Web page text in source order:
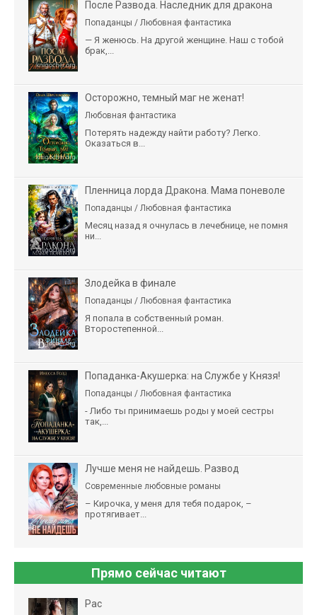
После Развода. Наследник для дракона
Попаданцы / Любовная фантастика
— Я женюсь. На другой женщине. Наш с тобой
брак,...
Осторожно, темный маг не женат!
Любовная фантастика
Потерять надежду найти работу? Легко.
Оказаться в...
Пленница лорда Дракона. Мама поневоле
Попаданцы / Любовная фантастика
Месяц назад я очнулась в лечебнице, не помня
ни...
Злодейка в финале
Попаданцы / Любовная фантастика
Я попала в собственный роман.
Второстепенной...
Попаданка-Акушерка: на Службе у Князя!
Попаданцы / Любовная фантастика
- Либо ты принимаешь роды у моей сестры
так,...
Лучше меня не найдешь. Развод
Современные любовные романы
– Кирочка, у меня для тебя подарок, –
протягивает...
Прямо сейчас читают
Рас